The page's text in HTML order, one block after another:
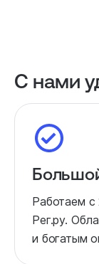
С нами
Работаем с
Рег.ру.
и богатым